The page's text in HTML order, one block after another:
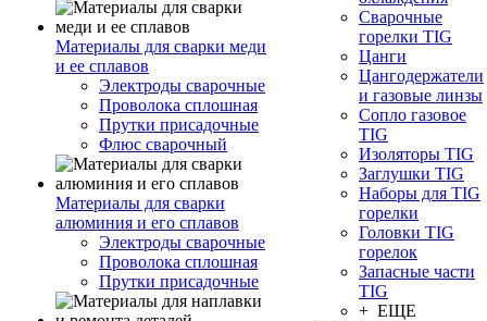
Материалы для сварки меди
и ее сплавов
Электроды сварочные
Проволока сплошная
Прутки присадочные
Флюс сварочный
Материалы для сварки
алюминия и его сплавов
Электроды сварочные
Проволока сплошная
Прутки присадочные
Сварочные
горелки TIG
Цанги
Цангодержатели
и газовые линзы
Сопло газовое
TIG
Изоляторы TIG
Заглушки TIG
Наборы для TIG
горелки
Головки TIG
горелок
Запасные части
TIG
+ ЕЩЕ